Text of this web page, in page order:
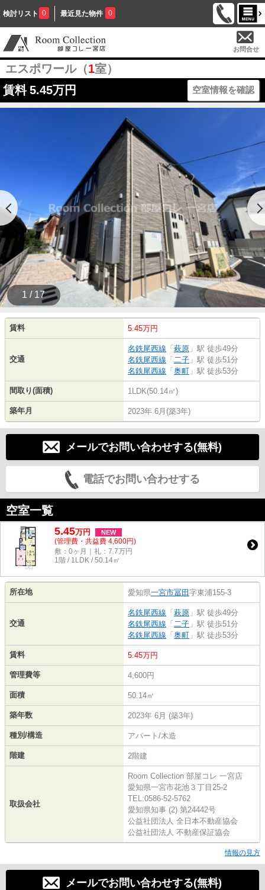
検討リスト 0 最近見た物件 0
お問合せ
エスポワール（1室）
賃料 5.45万円 空室情報を確認
1 / 17
賃料 5.45万円
交通
名鉄尾西線 「 萩原 」駅 徒歩49分
名鉄尾西線 「 二子 」駅 徒歩51分
名鉄尾西線 「 奥町 」駅 徒歩53分
間取り(面積) 1LDK(50.14㎡)
築年月 2023年 6月(築3年)
メールでお問い合わせする(無料)
電話でお問い合わせする
空室一覧
5.45万円 NEW
(管理費・共益費 4,600円)
敷：0ヶ月｜礼：7.7万円
1階 / 1LDK / 50.14㎡
所在地 愛知県一宮市冨田 字東浦155‐3
交通
名鉄尾西線 「 萩原 」駅 徒歩49分
名鉄尾西線 「 二子 」駅 徒歩51分
名鉄尾西線 「 奥町 」駅 徒歩53分
賃料 5.45万円
管理費等 4,600円
面積 50.14㎡
築年数 2023年 6月 (築3年)
種別/構造 アパート/木造
階建 2階建
取扱会社
Room Collection 部屋コレ 一宮店
愛知県一宮市花池３丁目25-2
TEL:0586-52-5762
愛知県知事 (2) 第24442号
公益社団法人 全日本不動産協会
公益社団法人 不動産保証協会
情報の見方
メールでお問い合わせする(無料)